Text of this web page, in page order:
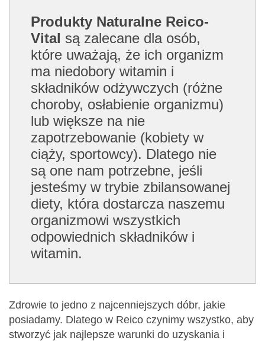
Produkty Naturalne Reico-
Vital są zalecane dla osób,
które uważają, że ich organizm
ma niedobory witamin i
składników odżywczych (różne
choroby, osłabienie organizmu)
lub większe na nie
zapotrzebowanie (kobiety w
ciąży, sportowcy). Dlatego nie
są one nam potrzebne, jeśli
jesteśmy w trybie zbilansowanej
diety, która dostarcza naszemu
organizmowi wszystkich
odpowiednich składników i
witamin.
Zdrowie to jedno z najcenniejszych dóbr, jakie
posiadamy. Dlatego w Reico czynimy wszystko, aby
stworzyć jak najlepsze warunki do uzyskania i